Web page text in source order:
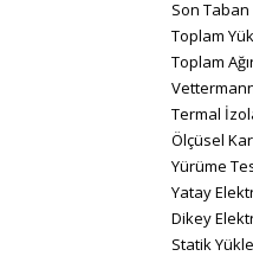
Son
Toplam
Toplam
Termal
Ölçüsel
Yürüme
Yatay
Dikey
Statik